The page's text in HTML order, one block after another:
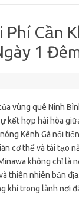
Cần
1
vùng quê Ninh
kết hợp hài hòa
Kênh Gà nổi
cơ thể và tái tạo
không chỉ là
thiên nhiên bản
khí trong lành nơi